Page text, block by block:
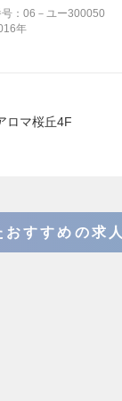
：06－ユー300050
年
ロマ桜丘4F
すすめの求人